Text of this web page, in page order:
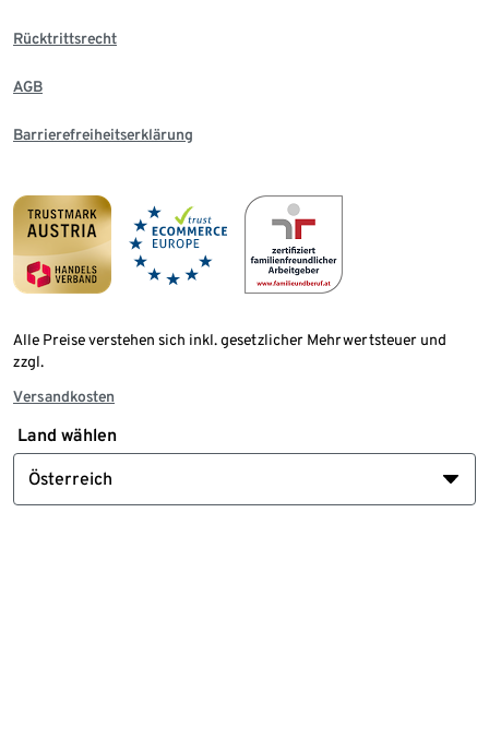
Rücktrittsrecht
AGB
Barrierefreiheitserklärung
Alle Preise verstehen sich inkl. gesetzlicher Mehrwertsteuer und
zzgl.
Versandkosten
Land wählen
Österreich